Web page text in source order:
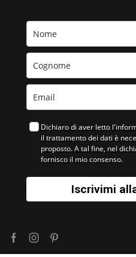
Dichiaro di aver letto
il trattamento dei dati è
proposto. A tal fine, nel
fornisco il mio consenso.
Iscrivimi
FacebookInstagram